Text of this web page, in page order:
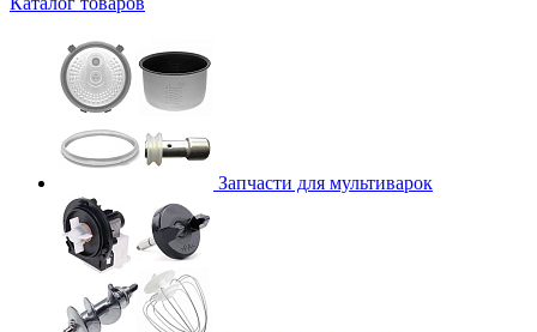
Запчасти для мультиварок